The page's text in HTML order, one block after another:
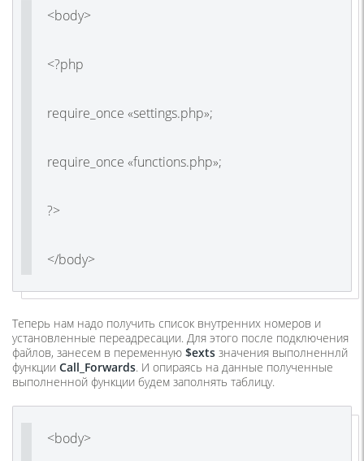
<body>
<?php
require_once «settings.php»;
require_once «functions.php»;
?>
</body>
Теперь нам надо получить список внутренних номеров и
установленные переадресации. Для этого после подключения
файлов, занесем в переменную $exts значения выполненнлй
функции Call_Forwards. И опираясь на данные полученные
выполненной функции будем заполнять таблицу.
<body>